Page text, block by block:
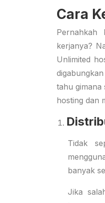
Cara
Pernahkah
kerjanya?
Unlimited
tahu gimana
hosting dan
Tidak
banyak
Jika